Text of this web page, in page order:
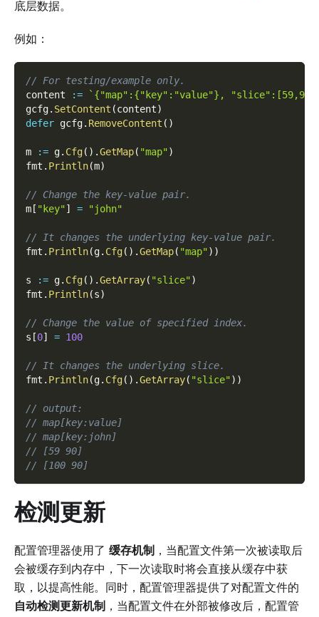
底层数据。
例如：
// For testing/example only.
content
:=
`{"map":{"key":"value"},
gcfg. SetContent (content)
defer gcfg. RemoveContent ( )
m := g. Cfg( ) .GetMap( "map")
fmt . Println(m)
// Change the key-value pair.
m[ "key"] = "john"
// It changes the underlying key-value pair.
fmt . Println(g. Cfg( ) .GetMap( "map") )
s := g. Cfg( ) .GetArray( "slice")
fmt . Println(s)
// Change the value of specified index.
s [0] = 100
// It changes the underlying slice.
fmt . Println(g. Cfg( ) .GetArray( "slice") )
// output:
// map[key:value]
// map[key:john]
// [59 90]
// [100 90]
检测更新
配置管理器使用了 缓存机制 ，当配置文件第一次被读取后
会被缓存到内存中，下一次读取时将会直接从缓存中获
取，以提高性能。同时，配置管理器提供了对配置文件的
自动检测更新机制 ，当配置文件在外部被修改后，配置管